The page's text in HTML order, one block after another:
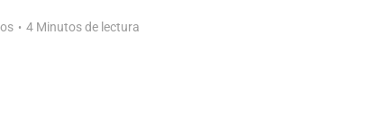
4 Minutos de lectura